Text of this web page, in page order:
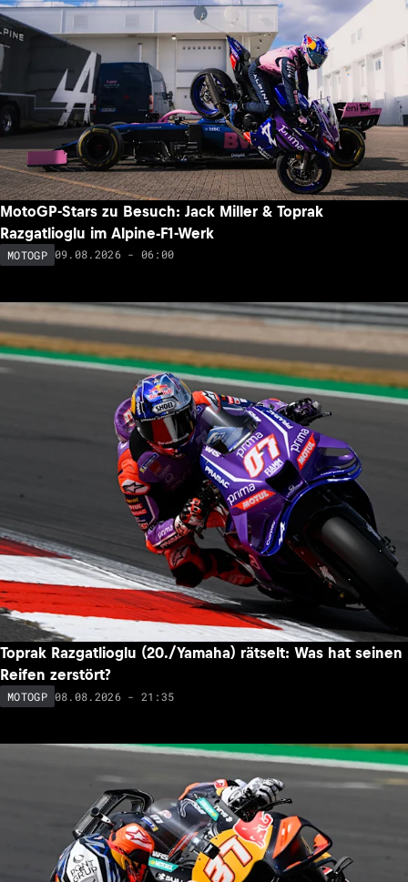
MotoGP-Stars zu Besuch: Jack Miller & Toprak
Razgatlioglu im Alpine-F1-Werk
MOTOGP 09.08.2026 - 06:00
Toprak Razgatlioglu (20./Yamaha) rätselt: Was hat seinen
Reifen zerstört?
MOTOGP 08.08.2026 - 21:35